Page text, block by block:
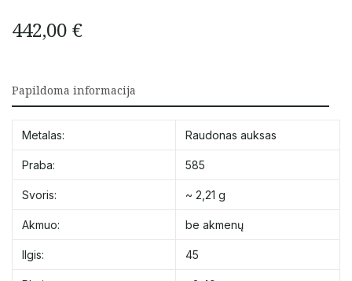
442,00 €
Papildoma informacija
Metalas: Raudonas auksas
Praba: 585
Svoris: ~ 2,21 g
Akmuo: be akmenų
Ilgis: 45